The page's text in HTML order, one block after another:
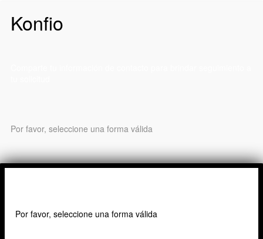
Konfio
Por favor, seleccione una forma válida
Por favor, seleccione una forma válida